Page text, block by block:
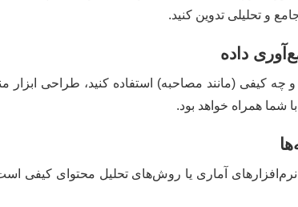
و تحلیلی تدوین کنید.
داده
کیفی (مانند مصاحبه) استفاده کنید، طراحی ابزار
همراه خواهد بود.
نرم‌افزارهای آماری یا روش‌های تحلیل محتوای کیفی